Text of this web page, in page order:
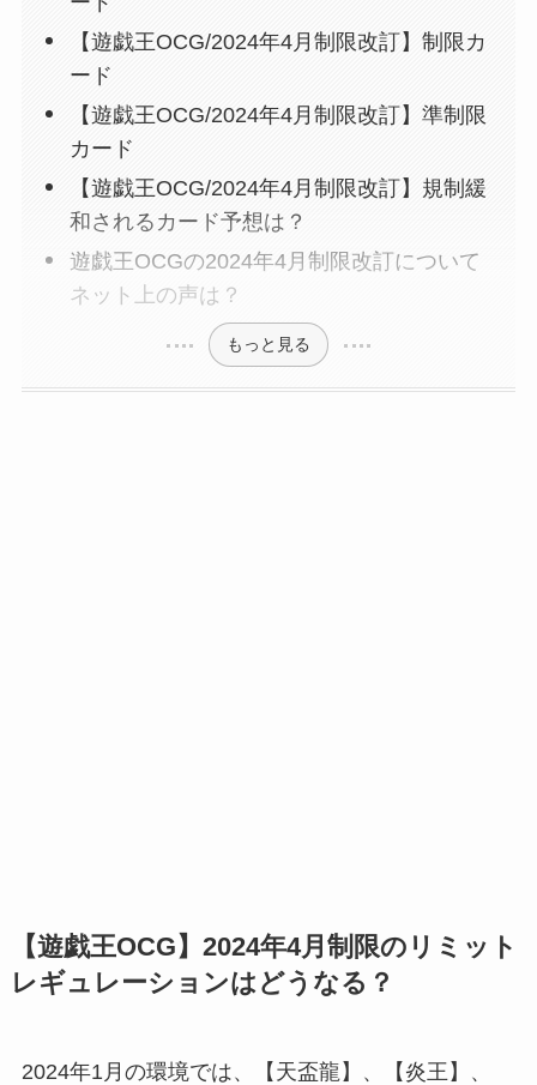
【遊戯王OCG/2024年4月制限改訂】制限カ
ード
【遊戯王OCG/2024年4月制限改訂】準制限
カード
【遊戯王OCG/2024年4月制限改訂】規制緩
和されるカード予想は？
遊戯王OCGの2024年4月制限改訂について
ネット上の声は？
もっと見る
【遊戯王OCG】2024年4月制限のリミット
レギュレーションはどうなる？
2024年1月の環境では、【天盃龍】、【炎王】、